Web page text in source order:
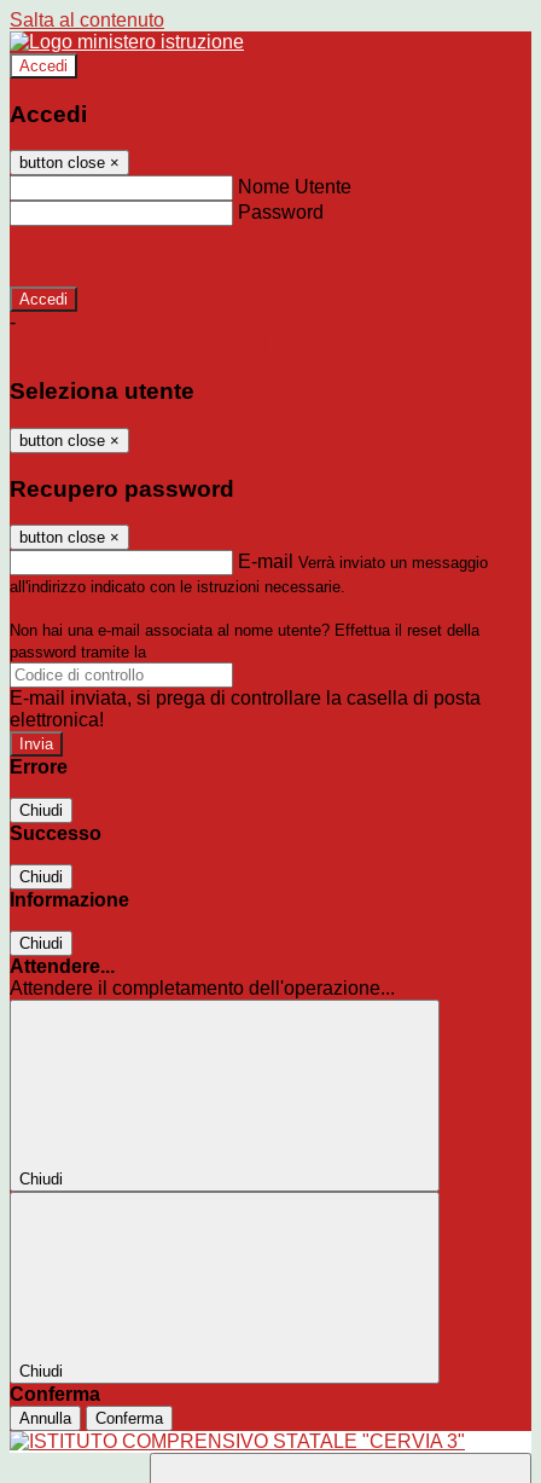
Salta al contenuto
Accedi
Accedi
button close ×
Nome Utente
Password
-
Seleziona utente
button close ×
Recupero password
button close ×
E-mail Verrà inviato un messaggio
all'indirizzo indicato con le istruzioni necessarie.
Non hai una e-mail associata al nome utente? Effettua il reset della
password tramite la
E-mail inviata, si prega di controllare la casella di posta
elettronica!
Errore
Chiudi
Successo
Chiudi
Informazione
Chiudi
Attendere...
Attendere il completamento dell'operazione...
Chiudi
Chiudi
Conferma
Annulla Conferma